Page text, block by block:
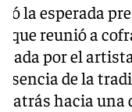
la esperada
que reunió a
por el
esencia de la
atrás hacia